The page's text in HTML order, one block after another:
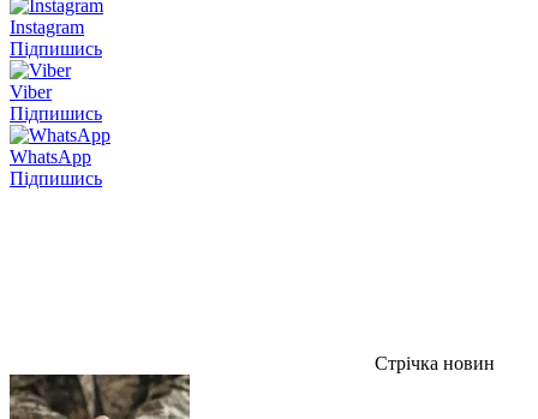
Instagram
Підпишись
Viber
Підпишись
WhatsApp
Підпишись
Стрічка новин